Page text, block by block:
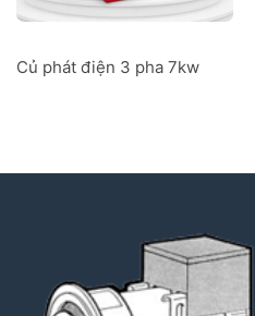
Củ phát điện 3 pha 7kw